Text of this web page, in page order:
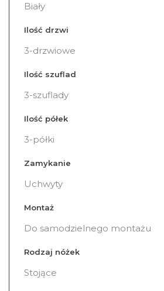
Biały
Ilość drzwi
3-drzwiowe
Ilość szuflad
3-szuflady
Ilość półek
3-półki
Zamykanie
Uchwyty
Montaż
Do samodzielnego montażu
Rodzaj nóżek
Stojące